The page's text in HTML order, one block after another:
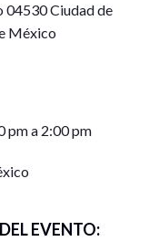
04530 Ciudad de
México
pm a 2:00 pm
EVENTO: